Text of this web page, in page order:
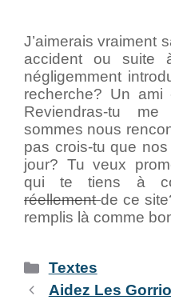
J’aimerais vraiment
accident ou suite
négligemment
recherche? Un ami
Reviendras-tu
sommes nous
pas crois-tu que
jour? Tu veux
qui te tiens à
réellementde ce
remplis là comme
Textes
Aidez Les